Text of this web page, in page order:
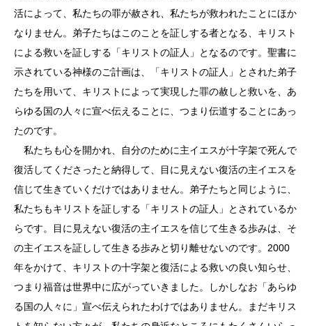
活によって、私たちの罪が赦され、私たちが救われたことにほか
なりません。弟子たちはこのことを証しする者となる、キリスト
による救いを証しする「キリストの証人」となるのです。聖書に
示されている神様のご計画は、「キリストの証人」とされた弟子
たちを用いて、キリストによって実現した罪の赦しと救いを、あ
らゆる国の人々に宣べ伝えることに、つまり伝道することにあっ
たのです。
私たちも心を開かれ、自分のために主イエスが十字架で死んで
復活してくださったと納得して、目に見えない復活の主イエスを
信じて生きていくだけではありません。弟子たちと同じように、
私たちもキリストを証しする「キリストの証人」とされているか
らです。目に見えない復活の主イエスを信じて生きる歩みは、そ
の主イエスを証しして生きる歩みと切り離せないのです。2000
年をかけて、キリストの十字架と復活による救いの良い知らせ、
つまり福音は世界中に広がっていきました。しかしなお「あらゆ
る国の人々に」宣べ伝えられたわけではありません。まだキリス